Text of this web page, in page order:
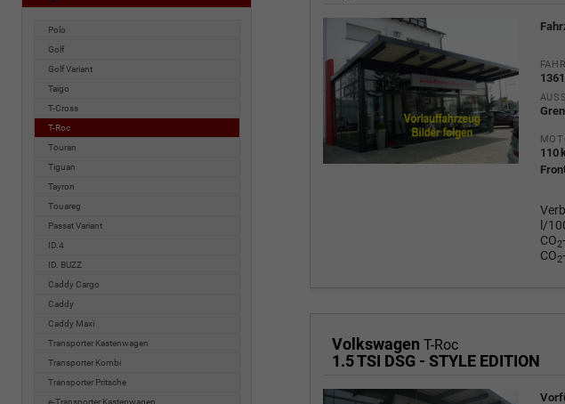
110
l/
CO2
CO2
Volkswagen T-Roc
1.5 TSI DSG - STYLE EDITION
Polo
Golf
Golf Variant
Taigo
T-Cross
T-Roc
Touran
Tiguan
Tayron
Touareg
Passat Variant
ID.4
ID. BUZZ
Caddy Cargo
Caddy
Caddy Maxi
Transporter Kastenwagen
Transporter Kombi
Transporter Pritsche
e-Transporter Kastenwagen